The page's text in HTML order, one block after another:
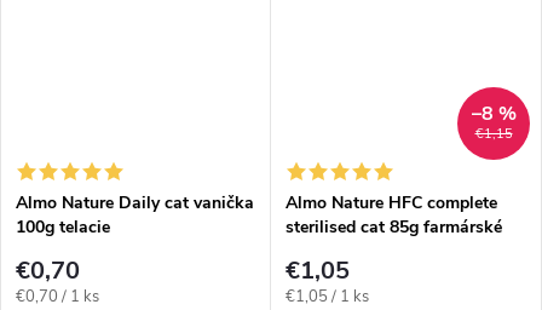
Almo Nature Daily cat vanička
100g telacie
€0,70
Jednotková
€0,70 / 1 ks
€1,15
–8 %
Almo Nature HFC complete
sterilised cat 85g farmárské
€1,05
Jednotková
€1,05 / 1 ks